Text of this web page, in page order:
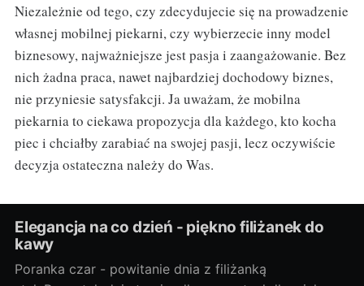
Niezależnie od tego, czy zdecydujecie się na prowadzenie
własnej mobilnej piekarni, czy wybierzecie inny model
biznesowy, najważniejsze jest pasja i zaangażowanie. Bez
nich żadna praca, nawet najbardziej dochodowy biznes,
nie przyniesie satysfakcji. Ja uważam, że mobilna
piekarnia to ciekawa propozycja dla każdego, kto kocha
piec i chciałby zarabiać na swojej pasji, lecz oczywiście
decyzja ostateczna należy do Was.
Elegancja na co dzień - piękno filiżanek do
kawy
Poranka czar - powitanie dnia z filiżanką